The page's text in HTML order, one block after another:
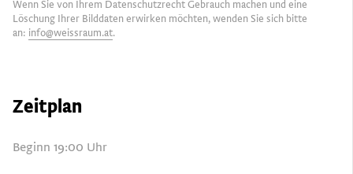
Wenn Sie von Ihrem Datenschutzrecht Gebrauch machen und eine
Löschung Ihrer Bilddaten erwirken möchten, wenden Sie sich bitte
an: info@weissraum.at.
Zeitplan
Beginn 19:00 Uhr